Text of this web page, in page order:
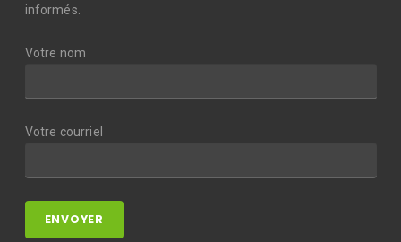
informés.
Votre nom
Votre courriel